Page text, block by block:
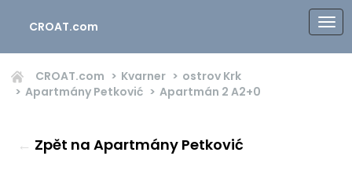
CROAT.com
CROAT.com Kvarner
ostrov Krk
Apartmány Petković
Apartmán 2 A2+0
← Zpět na Apartmány Petković